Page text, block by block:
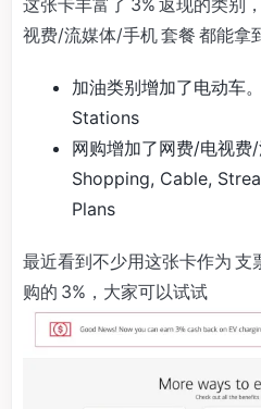
视费/流媒体/手机 套餐 都能拿
加油类别增加了电动车
Stations
网购增加了网费/电视费
Shopping, Cable,
Plans
最近看到不少用这张卡作为 支
购的 3%，大家可以试试